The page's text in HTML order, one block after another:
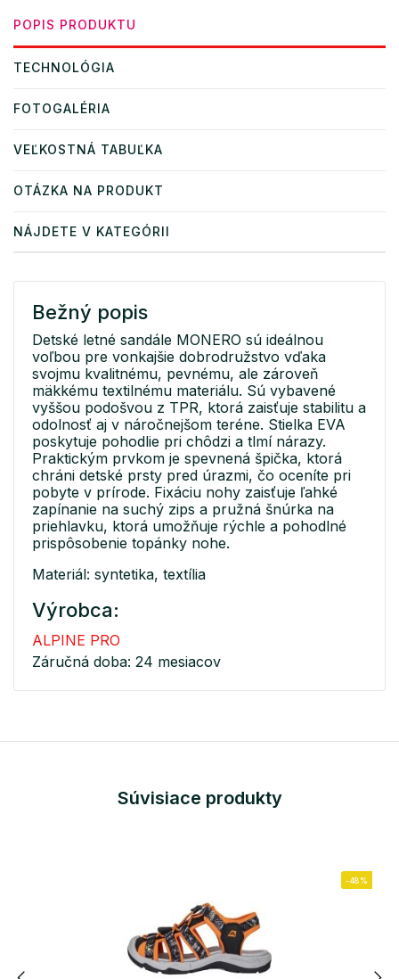
POPIS PRODUKTU
TECHNOLÓGIA
FOTOGALÉRIA
VEĽKOSTNÁ TABUĽKA
OTÁZKA NA PRODUKT
NÁJDETE V KATEGÓRII
Bežný popis
Detské letné sandále MONERO sú ideálnou
voľbou pre vonkajšie dobrodružstvo vďaka
svojmu kvalitnému, pevnému, ale zároveň
mäkkému textilnému materiálu. Sú vybavené
vyššou podošvou z TPR, ktorá zaisťuje stabilitu a
odolnosť aj v náročnejšom teréne. Stielka EVA
poskytuje pohodlie pri chôdzi a tlmí nárazy.
Praktickým prvkom je spevnená špička, ktorá
chráni detské prsty pred úrazmi, čo oceníte pri
pobyte v prírode. Fixáciu nohy zaisťuje ľahké
zapínanie na suchý zips a pružná šnúrka na
priehlavku, ktorá umožňuje rýchle a pohodlné
prispôsobenie topánky nohe.
Materiál: syntetika, textília
Výrobca:
ALPINE PRO
Záručná doba: 24 mesiacov
Súvisiace produkty
-48%